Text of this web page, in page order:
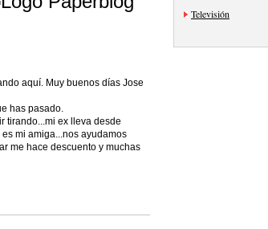
aquí. Muy buenos días Jose
has pasado.
tirando...mi ex lleva desde
mi amiga...nos ayudamos
me hace descuento y muchas
Televisión